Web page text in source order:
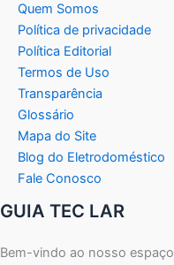
Quem Somos
Política de privacidade
Política Editorial
Termos de Uso
Transparência
Glossário
Mapa do Site
Blog do Eletrodoméstico
Fale Conosco
GUIA TEC LAR
Bem-vindo ao nosso espaço